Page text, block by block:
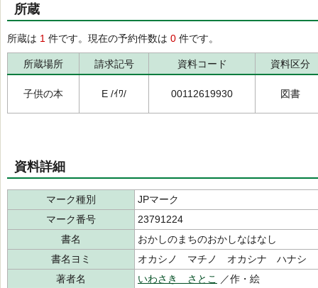
所蔵
所蔵は 1 件です。現在の予約件数は 0 件です。
所蔵場所 請求記号 資料コード 資料区分
子供の本 E /ｲﾜ/ 00112619930 図書
資料詳細
マーク種別
JPマーク
マーク番号
23791224
書名
おかしのまちのおかしなはなし
書名ヨミ
オカシノ マチノ オカシナ ハナシ
著者名
いわさき さとこ
／作・絵